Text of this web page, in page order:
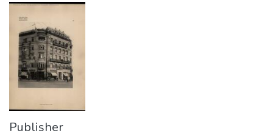
Publisher